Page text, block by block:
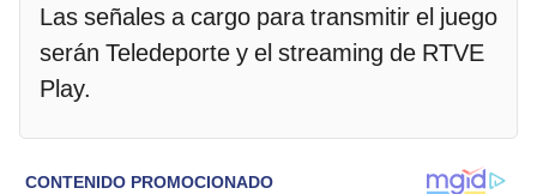
Las señales a cargo para transmitir el juego
serán Teledeporte y el streaming de RTVE
Play.